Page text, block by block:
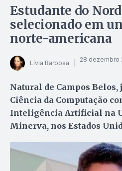
Estudante do
selecionado em
norte-americana
Lívia Barbosa 28 dezembro
Natural de Campos
Ciência da Computação
Inteligência Artificial na
Minerva, nos Estados